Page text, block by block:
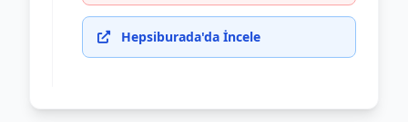
Hepsiburada'da İncele